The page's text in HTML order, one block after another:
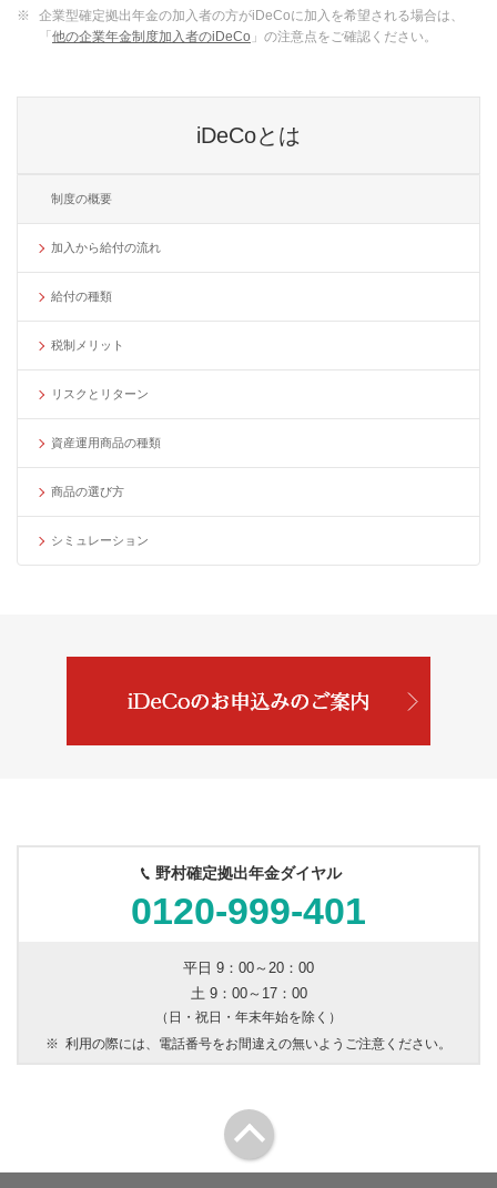
※
企業型確定拠出年金の加入者の方がiDeCoに加入を希望される場合は、
「 他の企業年金制度加入者のiDeCo 」の注意点をご確認ください。
iDeCoとは
制度の概要
加入から給付の流れ
給付の種類
税制メリット
リスクとリターン
資産運用商品の種類
商品の選び方
シミュレーション
野村確定拠出年金ダイヤル
0120-999-401
平日 9：00～20：00
土 9：00～17：00
（日・祝日・年末年始を除く）
※ 利用の際には、電話番号をお間違えの無いようご注意ください。